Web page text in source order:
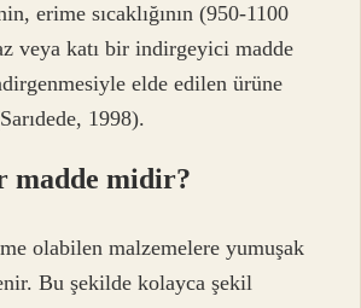
erime sıcaklığının (950-1100
veya katı bir indirgeyici madde
elde edilen ürüne
1998).
madde midir?
olabilen malzemelere yumuşak
Bu şekilde kolayca şekil